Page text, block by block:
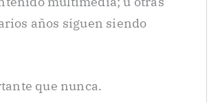
años siguen siendo
que nunca.